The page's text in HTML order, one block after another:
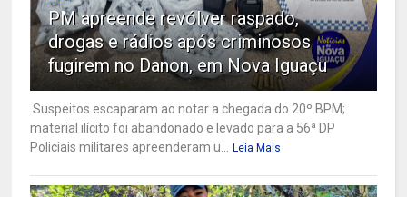
PM apreende revólver raspado,
drogas e rádios após criminosos
fugirem no Danon, em Nova Iguaçu
Suspeitos escaparam ao notar a chegada do 20º BPM;
material ilícito foi abandonado e levado para a 56ª DP
Policiais militares apreenderam u...
Leia Mais